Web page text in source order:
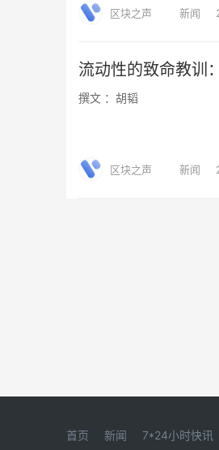
区块之声 新闻
流动性的致命教训
撰文 ：胡韬
区块之声 新闻
首页 新闻 7*24小时快讯